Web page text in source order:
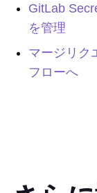
GitLab
を管理
マージリク
フローへ